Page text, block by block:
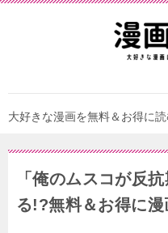
大好きな漫画を無料＆お得に
「俺のムスコが反
る!?無料＆お得に漫